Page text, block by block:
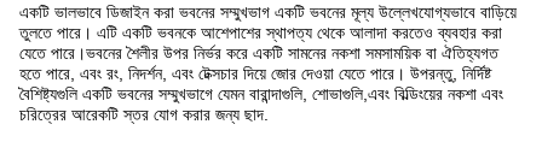
একটি ভালভাবে ডিজাইন করা ভবনের সম্মুখভাগ একটি ভবনের মূল্য উল্লেখযোগ্যভাবে বাড়িয়ে
তুলতে পারে। এটি একটি ভবনকে আশেপাশের স্থাপত্য থেকে আলাদা করতেও ব্যবহার করা
যেতে পারে।ভবনের শৈলীর উপর নির্ভর করে একটি সামনের নকশা সমসাময়িক বা ঐতিহ্যগত
হতে পারে, এবং রং, নিদর্শন, এবং টেক্সচার দিয়ে জোর দেওয়া যেতে পারে। উপরন্তু, নির্দিষ্ট
বৈশিষ্ট্যগুলি একটি ভবনের সম্মুখভাগে যেমন বারান্দাগুলি, শোভাগুলি,এবং বিল্ডিংয়ের নকশা এবং
চরিত্রের আরেকটি স্তর যোগ করার জন্য ছাদ.